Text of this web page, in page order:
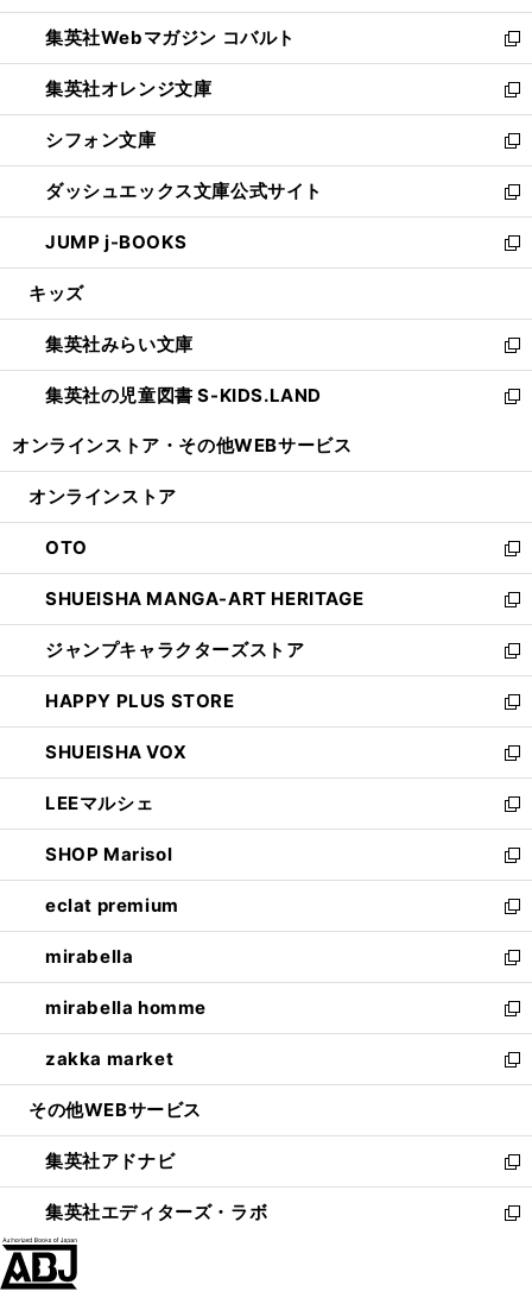
開
く
ウ
で
開
く
ン
ド
ウ
で
開
く
ウ
ィ
ン
ド
ウ
で
開
く
集英社Webマガジン コバルト
新
し
い
ウ
ィ
ン
ド
ウ
で
開
集英社オレンジ文庫
新
し
い
ウ
ィ
ン
ド
ウ
開
く
シフォン文庫
新
し
い
ウ
ィ
ン
ウ
で
開
く
ダッシュエックス文庫公式サイト
新
し
い
ウ
ン
ド
ウ
で
JUMP j-BOOKS
新
し
ウ
ィ
ン
ド
開
キッズ
集英社みらい文庫
新
し
い
ン
ウ
で
開
く
集英社の児童図書 S-KIDS.LAND
新
ウ
ン
ド
ウ
で
開
く
オンラインストア・ その他WEBサービス
オンラインストア
OTO
新
し
い
ウ
ィ
ン
ド
ウ
で
開
く
SHUEISHA MANGA-ART HERITAGE
新
し
い
ウ
ィ
ン
ド
ウ
で
開
く
ジャンプキャラクターズストア
新
し
い
ウ
ィ
ン
ド
ウ
で
開
く
HAPPY PLUS STORE
新
し
い
ウ
ィ
ン
ド
ウ
で
開
く
SHUEISHA VOX
新
し
い
ウ
ィ
ン
ド
ウ
で
開
く
LEEマルシェ
新
し
い
ウ
ィ
ン
ド
ウ
で
開
く
SHOP Marisol
新
し
い
ウ
ィ
ン
ド
ウ
で
開
eclat premium
新
し
い
ウ
ィ
ン
ド
ウ
開
く
mirabella
新
し
い
ウ
ィ
ン
ウ
で
開
く
mirabella homme
新
し
い
ウ
ン
ド
ウ
で
zakka market
新
し
ウ
ィ
ン
ド
その他WEBサービス
集英社アドナビ
新
し
い
集英社エディターズ・ラボ
新